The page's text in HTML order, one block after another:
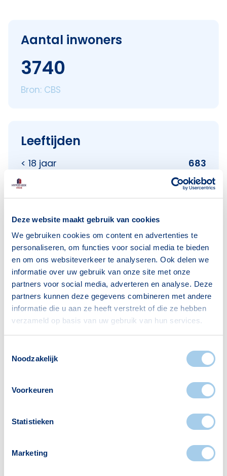
Deze website maakt gebruik van cookies
We gebruiken cookies om content en advertenties te
personaliseren, om functies voor social media te bieden
en om ons websiteverkeer te analyseren. Ook delen we
informatie over uw gebruik van onze site met onze
partners voor social media, adverteren en analyse. Deze
partners kunnen deze gegevens combineren met andere
informatie die u aan ze heeft verstrekt of die ze hebben
verzameld op basis van uw gebruik van hun services.
Noodzakelijk
Voorkeuren
Statistieken
Marketing
Aantal inwoners
3740
Bron: CBS
Leeftijden
< 18 jaar
683
18–25 jaar
459
25–45 jaar
776
45–65 jaar
65+ jaar
720
Bron: CBS
Huishoudens
Alleenwonend
410
Gezin met kinderen
654
Voorzieningen in Leedewijk